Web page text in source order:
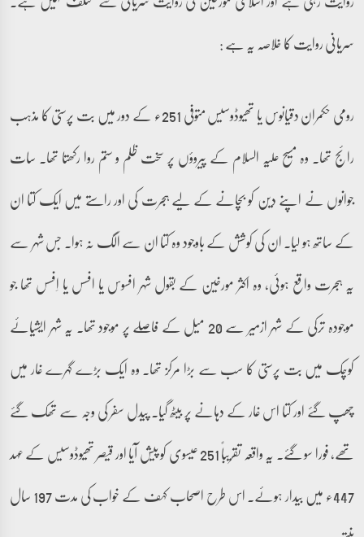
سریانی روایت کا خلاصہ یہ ہے :
رومی حکمران دقیانوس یا تھیوڈوسیس متوفی 251ء کے دور میں بت پرستی کا مذہب
رائج تھا۔ وہ مسیح علیہ السلام کے پیروؤں پر سخت ظلم و ستم روا رکھتا تھا۔ سات
جوانوں نے اپنے دین کو بچانے کے لیے ہجرت کی اور راستے میں ایک کتا ان
کے ساتھ ہو لیا۔ ان کی کوشش کے باوجود وہ کتا ان سے الگ نہ ہوا۔ جس شہر سے
یہ ہجرت واقع ہوئی، وہ اکثر مورخین کے بقول شہر افسوس یا افسس یا اِفسس تھا جو
موجودہ ترکی کے شہر ازمیر سے 20 میل کے فاصلے پر موجود تھا۔ یہ شہر ایشیائے
کوچک میں بت پرستی کا سب سے بڑا مرکز تھا۔ وہ ایک بڑے گہرے غار میں
چھپ گئے اور کتا اس غار کے دہانے پر بیٹھ گیا۔ پیدل سفر کی وجہ سے تھک گئے
تھے، فورا سو گئے۔ یہ واقعہ تقریباً 251 عیسوی کو پیش آیا اور قیصر تھیوڈوسیس کے عہد
447ء میں بیدار ہوئے۔ اس طرح اصحاب کہف کے خواب کی مدت 197 سال